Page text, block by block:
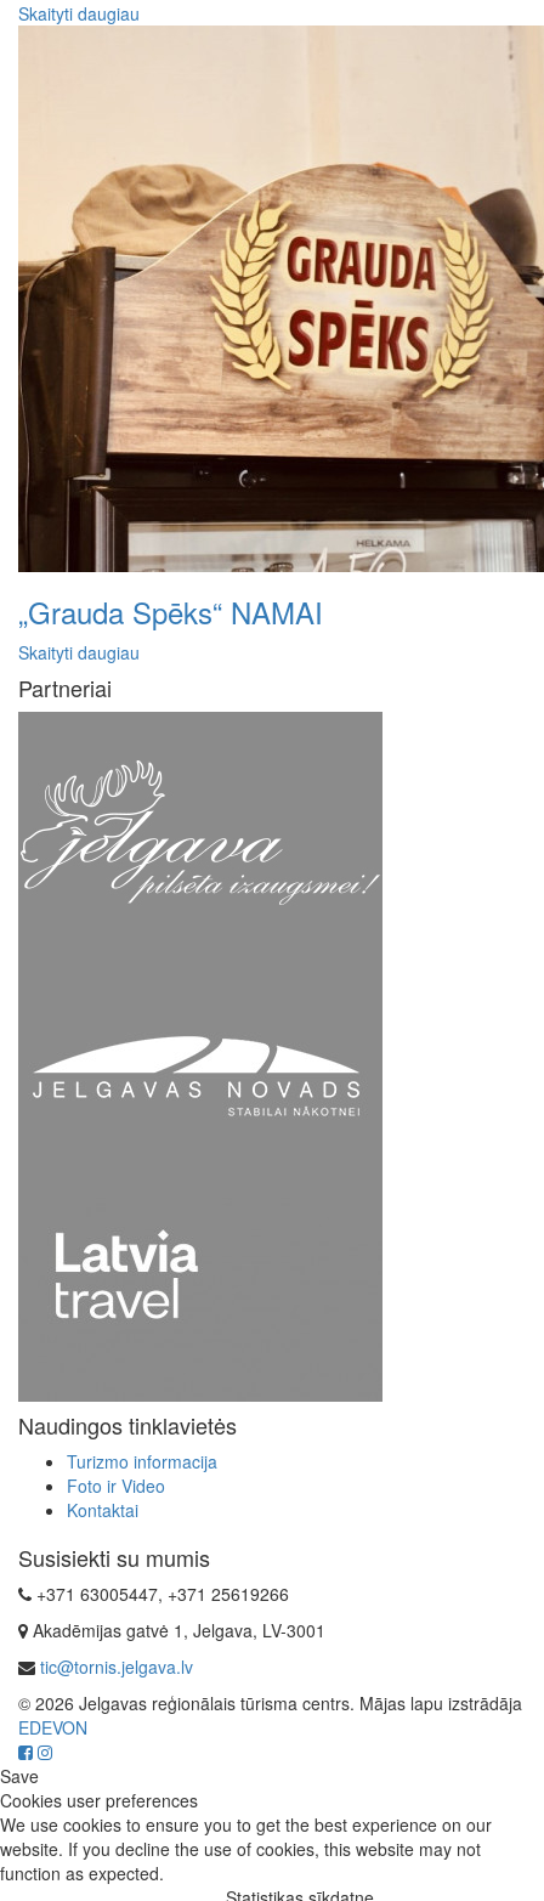
Skaityti daugiau
„Grauda Spēks“ NAMAI
Skaityti daugiau
Partneriai
Naudingos tinklavietės
Turizmo informacija
Foto ir Video
Kontaktai
Susisiekti su mumis
+371 63005447, +371 25619266
Akadēmijas gatvė 1, Jelgava, LV-3001
tic@tornis.jelgava.lv
© 2026 Jelgavas reģionālais tūrisma centrs. Mājas lapu izstrādāja
EDEVON
Save
Cookies user preferences
We use cookies to ensure you to get the best experience on our
website. If you decline the use of cookies, this website may not
function as expected.